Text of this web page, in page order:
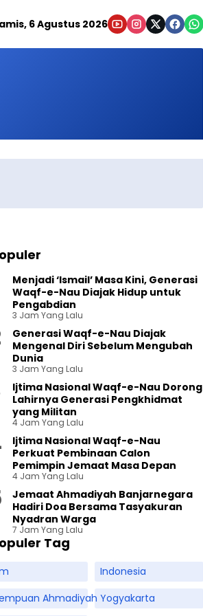
6 Agustus 2026
Menjadi ‘Ismail’ Masa Kini, Generasi
Waqf-e-Nau Diajak Hidup untuk
Pengabdian
3 Jam Yang Lalu
Generasi Waqf-e-Nau Diajak
Mengenal Diri Sebelum Mengubah
Dunia
3 Jam Yang Lalu
Ijtima Nasional Waqf-e-Nau Dorong
Lahirnya Generasi Pengkhidmat
yang Militan
4 Jam Yang Lalu
Ijtima Nasional Waqf-e-Nau
Perkuat Pembinaan Calon
Pemimpin Jemaat Masa Depan
4 Jam Yang Lalu
Jemaat Ahmadiyah Banjarnegara
Hadiri Doa Bersama Tasyakuran
Nyadran Warga
7 Jam Yang Lalu
Tag
Indonesia
Ahmadiyah Yogyakarta